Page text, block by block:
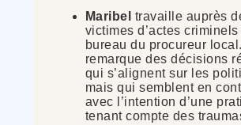
Maribel travaille auprès
victimes d’actes criminels
bureau du procureur
remarque des décisions
qui s’alignent sur les
mais qui semblent en
avec l’intention d’une
tenant compte des